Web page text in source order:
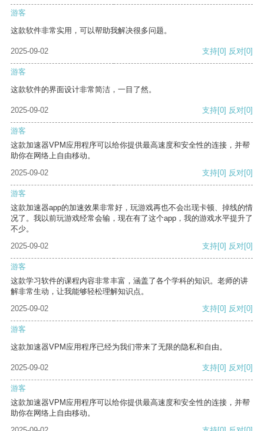
游客
这款软件非常实用，可以帮助我解决很多问题。
2025-09-02 支持[0] 反对[0]
游客
这款软件的界面设计非常简洁，一目了然。
2025-09-02 支持[0] 反对[0]
游客
这款加速器VPM应用程序可以给你提供最高速度和安全性的连接，并帮
助你在网络上自由移动。
2025-09-02
支持[0] 反对[0]
游客
这款加速器app的加速效果非常好，玩游戏再也不会出现卡顿、掉线的情
况了。我以前玩游戏经常会输，现在有了这个app，我的游戏水平提升了
不少。
2025-09-02
支持[0] 反对[0]
游客
这款学习软件的课程内容非常丰富，涵盖了各个学科的知识。老师的讲
解非常生动，让我能够轻松理解知识点。
2025-09-02
支持[0] 反对[0]
游客
这款加速器VPM应用程序已经为我们带来了无限的隐私和自由。
2025-09-02 支持[0] 反对[0]
游客
这款加速器VPM应用程序可以给你提供最高速度和安全性的连接，并帮
助你在网络上自由移动。